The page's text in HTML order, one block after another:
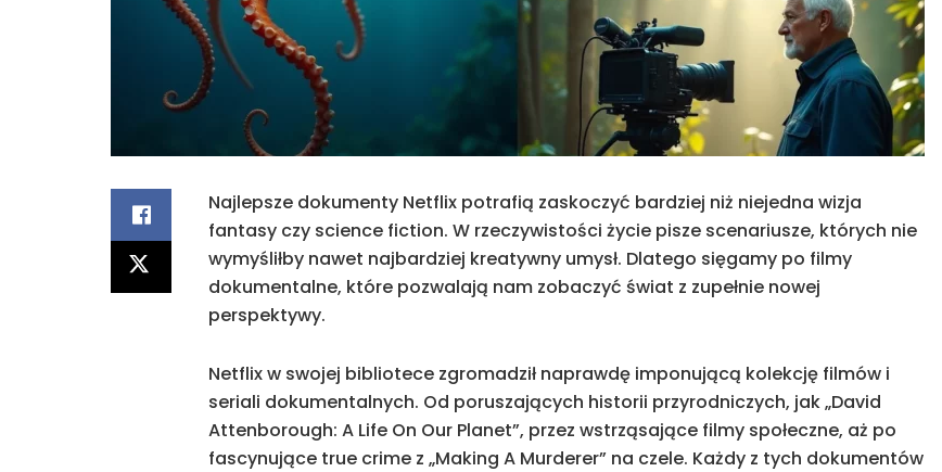
Najlepsze dokumenty Netflix potrafią zaskoczyć bardziej niż niejedna wizja
fantasy czy science fiction. W rzeczywistości życie pisze scenariusze, których nie
wymyśliłby nawet najbardziej kreatywny umysł. Dlatego sięgamy po filmy
dokumentalne, które pozwalają nam zobaczyć świat z zupełnie nowej
perspektywy.
Netflix w swojej bibliotece zgromadził naprawdę imponującą kolekcję filmów i
seriali dokumentalnych. Od poruszających historii przyrodniczych, jak „David
Attenborough: A Life On Our Planet”, przez wstrząsające filmy społeczne, aż po
fascynujące true crime z „Making A Murderer” na czele. Każdy z tych dokumentów